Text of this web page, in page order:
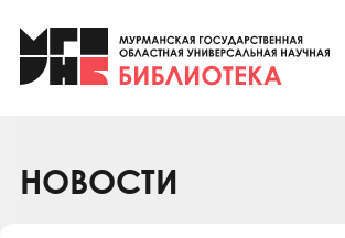
Клуб «Гиря и сельдерей»
Клуб «Семейный архив»
Коллегам
НОВОСТИ